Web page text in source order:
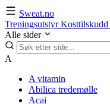
Sweat.no
TreningsutstyrKosttilskudd
Alle sider
A
A vitamin
Abilica tredemølle
Acai